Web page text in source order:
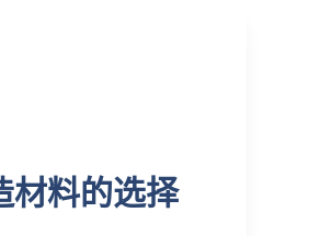
材料的选择